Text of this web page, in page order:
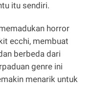
itu sendiri.
horror
ecchi, membuat
berbeda dari
genre ini
menarik untuk